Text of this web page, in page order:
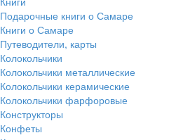
Подарочные книги о Самаре
Книги о Самаре
Путеводители, карты
Колокольчики
Колокольчики металлические
Колокольчики керамические
Колокольчики фарфоровые
Конструкторы
Конфеты